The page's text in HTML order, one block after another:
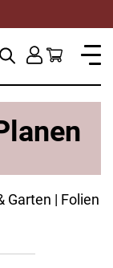
Garten | Folien